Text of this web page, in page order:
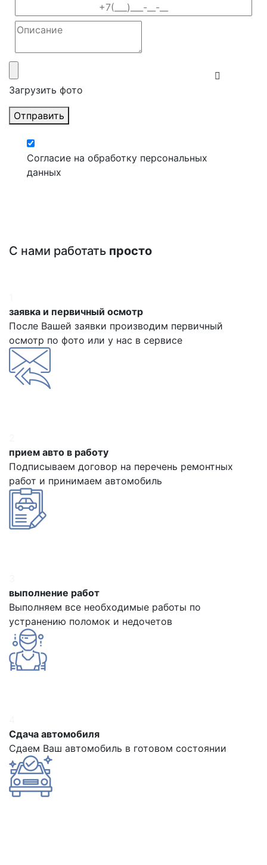
Загрузить фото
Отправить
Согласие на обработку персональных
данных
С нами работать просто
заявка и первичный осмотр
После Вашей заявки производим первичный
осмотр по фото или у нас в сервисе
прием авто в работу
Подписываем договор на перечень ремонтных
работ и принимаем автомобиль
выполнение работ
Выполняем все необходимые работы по
устранению поломок и недочетов
Сдача автомобиля
Сдаем Ваш автомобиль в готовом состоянии